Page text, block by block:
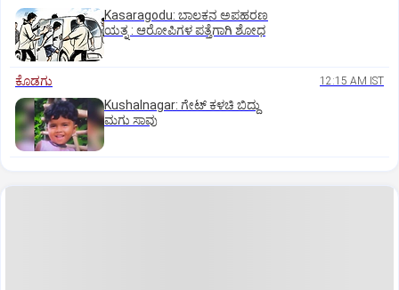
Kasaragodu: ಬಾಲಕನ ಅಪಹರಣ
ಯತ್ನ : ಆರೋಪಿಗಳ ಪತ್ತೆಗಾಗಿ ಶೋಧ
ಕೊಡಗು 12:15 AM IST
Kushalnagar: ಗೇಟ್ ಕಳಚಿ ಬಿದ್ದು
ಮಗು ಸಾವು